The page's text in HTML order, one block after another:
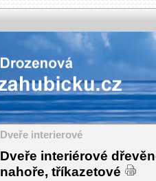
Dveře interierové
Dveře interiérové
nahoře, tříkazetové